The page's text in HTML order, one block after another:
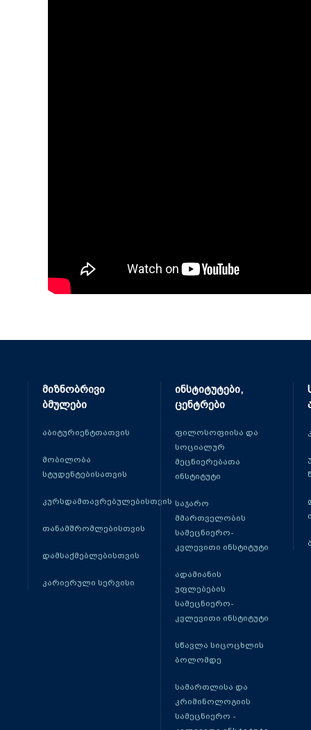
მიზნობრივი
ბმულები
აბიტურიენტთათვის
მობილობა
სტუდენტებისათვის
კურსდამთავრებულებისთვის
თანამშრომლებისთვის
დამსაქმებლებისთვის
კარიერული სერვისი
ინსტიტუტები,
ცენტრები
ფილოსოფიისა და
სოციალურ
მეცნიერებათა
ინსტიტუტი
საჯარო
მმართველობის
სამეცნიერო-
კვლევითი ინსტიტუტი
ადამიანის
უფლებების
სამეცნიერო-
კვლევითი ინსტიტუტი
სწავლა სიცოცხლის
ბოლომდე
სამართლისა და
კრიმინოლოგიის
სამეცნიერო -